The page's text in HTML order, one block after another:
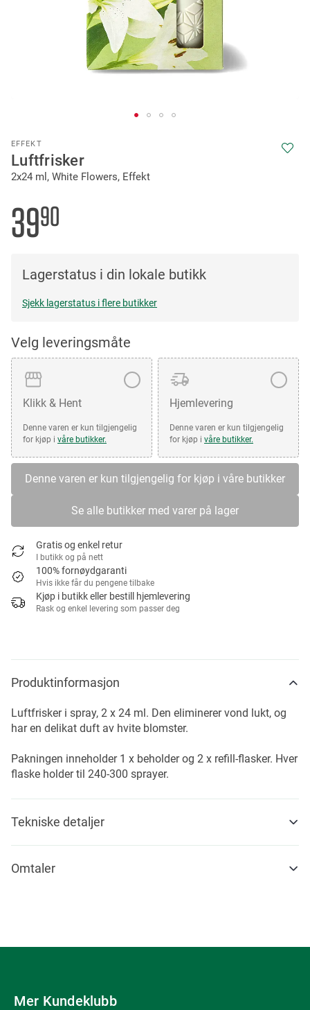
EFFEKT
Luftfrisker
2x24 ml, White Flowers, Effekt
3990
Lagerstatus i din lokale butikk
Sjekk lagerstatus i flere butikker
Velg leveringsmåte
Klikk & Hent
Denne varen er kun tilgjengelig
for kjøp i våre butikker.
Hjemlevering
Denne varen er kun tilgjengelig
for kjøp i våre butikker.
Denne varen er kun tilgjengelig for kjøp i våre butikker
Se alle butikker med varer på lager
Gratis og enkel retur
I butikk og på nett
100% fornøydgaranti
Hvis ikke får du pengene tilbake
Kjøp i butikk eller bestill hjemlevering
Rask og enkel levering som passer deg
to
the
beginning
the
images
gallery
Produktinformasjon
Luftfrisker i spray, 2 x 24 ml. Den eliminerer vond lukt, og
har en delikat duft av hvite blomster.
Pakningen inneholder 1 x beholder og 2 x refill-flasker. Hver
flaske holder til 240-300 sprayer.
Tekniske detaljer
Omtaler
Mer Kundeklubb